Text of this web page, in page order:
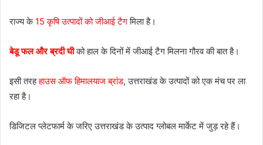
राज्य के 15 कृषि उत्पादों को जीआई टैगमिला है।
बेडू फल और ब्रदी घी को हाल के दिनों में जीआई टैग मिलना गौरव की बात है।
इसी तरहहाउस ऑफ हिमालयाज ब्रांड, उत्तराखंड के उत्पादों को एक मंच पर ला
रहा है।
डिजिटल प्लेटफार्म के जरिए उत्तराखंड के उत्पाद ग्लोबल मार्केट में जुड़ रहे हैं।